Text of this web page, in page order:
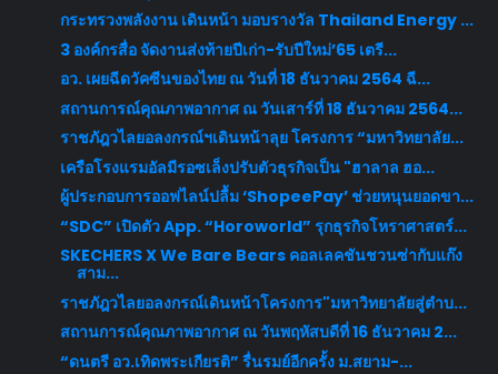
กระทรวงพลังงาน เดินหน้า มอบรางวัล Thailand Energy ...
3 องค์กรสื่อ จัดงานส่งท้ายปีเก่า-รับปีใหม่’65 เตรี...
อว. เผยฉีดวัคซีนของไทย ณ วันที่ 18 ธันวาคม 2564 ฉี...
สถานการณ์คุณภาพอากาศ ณ วันเสาร์ที่ 18 ธันวาคม 2564...
ราชภัฎวไลยอลงกรณ์ฯเดินหน้าลุย โครงการ “มหาวิทยาลัย...
เครือโรงแรมอัลมีรอซเล็งปรับตัวธุรกิจเป็น "ฮาลาล ฮอ...
ผู้ประกอบการออฟไลน์ปลื้ม ‘ShopeePay’ ช่วยหนุนยอดขา...
“SDC” เปิดตัว App. “Horoworld” รุกธุรกิจโหราศาสตร์...
SKECHERS X We Bare Bears คอลเลคชันชวนซ่ากับแก๊ง
สาม...
ราชภัฎวไลยอลงกรณ์เดินหน้าโครงการ"มหาวิทยาลัยสู่ตำบ...
สถานการณ์คุณภาพอากาศ ณ วันพฤหัสบดีที่ 16 ธันวาคม 2...
“ดนตรี อว.เทิดพระเกียรติ” รื่นรมย์อีกครั้ง ม.สยาม-...